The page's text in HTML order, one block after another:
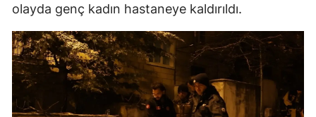
olayda genç kadın hastaneye kaldırıldı.